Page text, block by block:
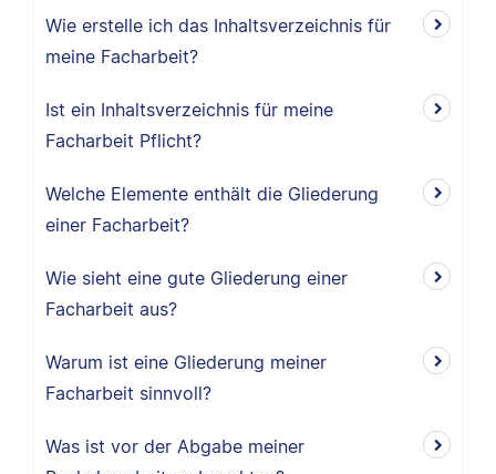
Wie erstelle ich das Inhaltsverzeichnis für
meine Facharbeit?
Ist ein Inhaltsverzeichnis für meine
Facharbeit Pflicht?
Welche Elemente enthält die Gliederung
einer Facharbeit?
Wie sieht eine gute Gliederung einer
Facharbeit aus?
Warum ist eine Gliederung meiner
Facharbeit sinnvoll?
Was ist vor der Abgabe meiner